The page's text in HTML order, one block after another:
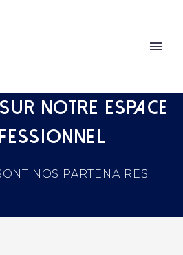
SUR NOTRE ESPACE
NOS PARTENAIRES